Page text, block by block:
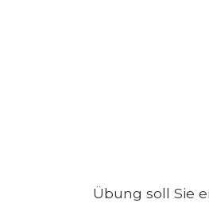
Übung soll Sie